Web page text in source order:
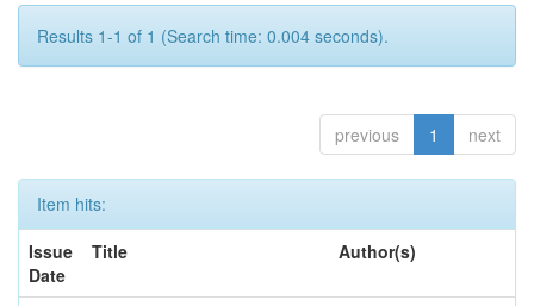
Results 1-1 of 1 (Search time: 0.004 seconds).
previous 1 next
Item hits:
Issue
Date
Title Author(s)